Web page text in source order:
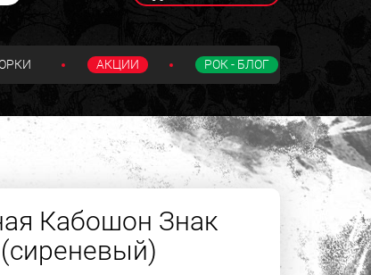
АКЦИИ РОК - БЛОГ
Кабошон Знак